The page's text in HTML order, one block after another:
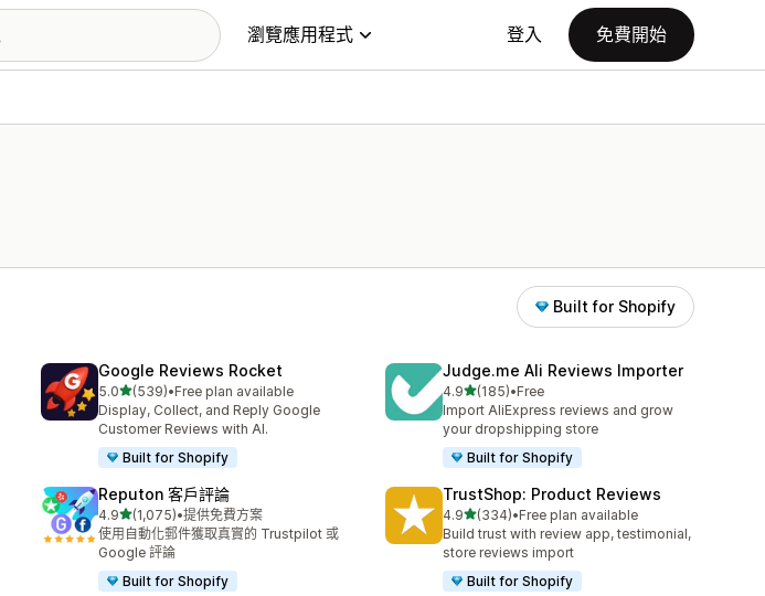
瀏覽應用程式 登入 免費開始
Built for Shopify
Google Reviews Rocket
5.0滿分 5 顆星
(539)
共有 539 則評價
•Free plan available
Display, Collect, and Reply Google
Customer Reviews with AI.
Built for Shopify
Judge.me Ali Reviews Importer
4.9滿分 5 顆星
(185)
共有 185 則評價
•Free
Import AliExpress reviews and grow
your dropshipping store
Built for Shopify
Reputon 客戶評論
4.9滿分 5 顆星
(1,075)
共有 1075 則評價
•提供免費方案
使用自動化郵件獲取真實的 Trustpilot 或
Google 評論
Built for Shopify
TrustShop: Product Reviews
4.9滿分 5 顆星
(334)
共有 334 則評價
•Free plan available
Build trust with review app, testimonial,
store reviews import
Built for Shopify